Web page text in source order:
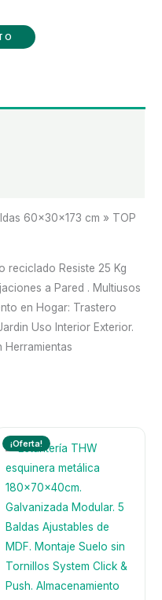
60x30x173 cm » TOP
reciclado Resiste 25 Kg
a Pared . Multiusos
en Hogar: Trastero
Uso Interior Exterior.
Herramientas
¡Oferta!